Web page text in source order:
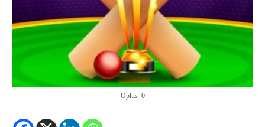
Oplus_0